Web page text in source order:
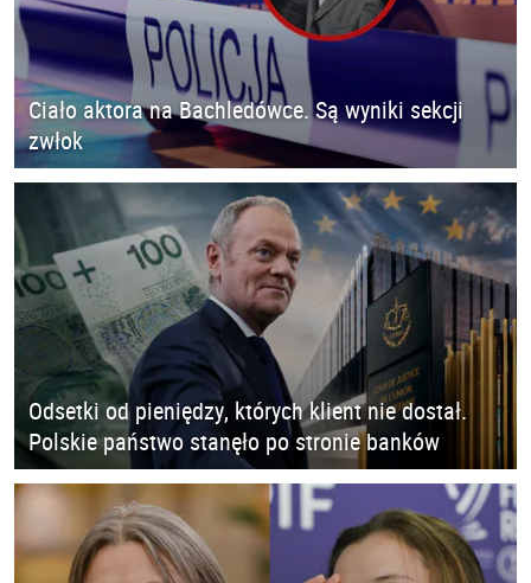
Ciało aktora na Bachledówce. Są wyniki sekcji
zwłok
Odsetki od pieniędzy, których klient nie dostał.
Polskie państwo stanęło po stronie banków